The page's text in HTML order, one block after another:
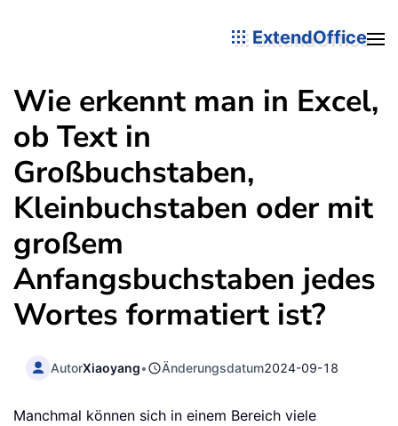
ExtendOffice
Wie erkennt man in Excel,
ob Text in
Großbuchstaben,
Kleinbuchstaben oder mit
großem
Anfangsbuchstaben jedes
Wortes formatiert ist?
AutorXiaoyang• Änderungsdatum2024-09-18
Manchmal können sich in einem Bereich viele